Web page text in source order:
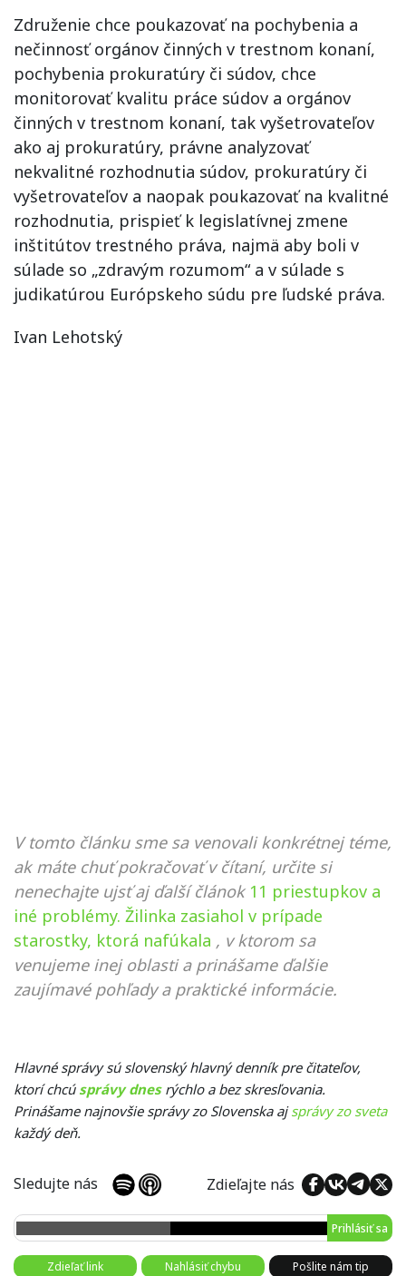
Združenie chce poukazovať na pochybenia a
nečinnosť orgánov činných v trestnom konaní,
pochybenia prokuratúry či súdov, chce
monitorovať kvalitu práce súdov a orgánov
činných v trestnom konaní, tak vyšetrovateľov
ako aj prokuratúry, právne analyzovať
nekvalitné rozhodnutia súdov, prokuratúry či
vyšetrovateľov a naopak poukazovať na kvalitné
rozhodnutia, prispieť k legislatívnej zmene
inštitútov trestného práva, najmä aby boli v
súlade so „zdravým rozumom“ a v súlade s
judikatúrou Európskeho súdu pre ľudské práva.
Ivan Lehotský
V tomto článku sme sa venovali konkrétnej téme,
ak máte chuť pokračovať v čítaní, určite si
nenechajte ujsť aj ďalší článok 11 priestupkov a
iné problémy. Žilinka zasiahol v prípade
starostky, ktorá nafúkala , v ktorom sa
venujeme inej oblasti a prinášame ďalšie
zaujímavé pohľady a praktické informácie.
Hlavné správy sú slovenský hlavný denník pre čitateľov,
ktorí chcú správy dnesrýchlo a bez skresľovania.
Prinášame najnovšie správy zo Slovenska ajsprávy zo sveta
každý deň.
Sledujte nás Zdieľajte nás
Prihlásiť sa
Zdieľať link Nahlásiť chybu Pošlite nám tip